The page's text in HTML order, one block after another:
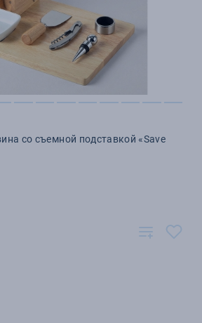
со съемной подставкой «Save